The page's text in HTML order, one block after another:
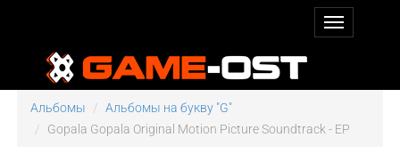
Альбомы
Альбомы на букву "G"
Gopala Gopala Original Motion Picture Soundtrack - EP